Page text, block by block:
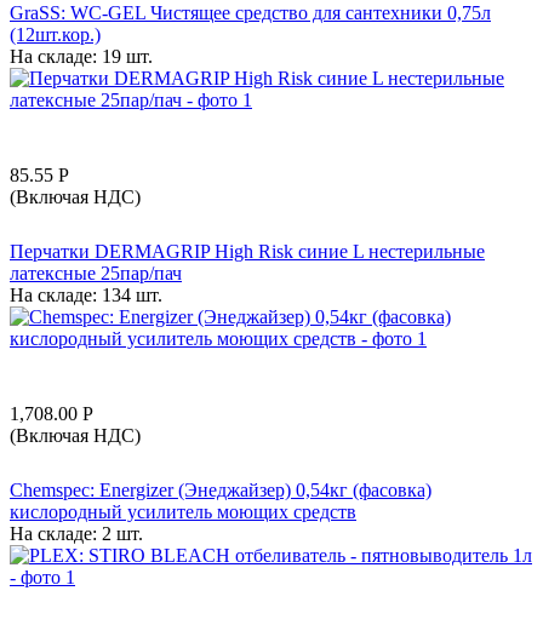
GraSS: WC-GEL Чистящее средство для сантехники 0,75л
(12шт.кор.)
На складе: 19 шт.
85.55 Р
(Включая НДС)
Перчатки DERMAGRIP High Risk синие L нестерильные
латексные 25пар/пач
На складе: 134 шт.
1,708.00 Р
(Включая НДС)
Chemspec: Energizer (Энеджайзер) 0,54кг (фасовка)
кислородный усилитель моющих средств
На складе: 2 шт.